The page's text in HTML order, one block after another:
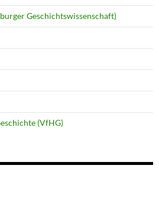
Geschichtswissenschaft)
(VfHG)